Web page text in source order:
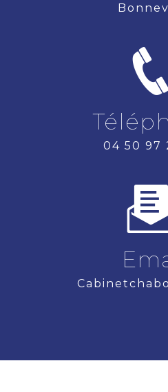
04 50